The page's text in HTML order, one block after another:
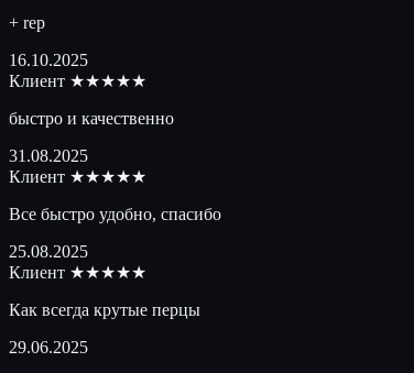
+ rep
16.10.2025
Клиент ★★★★★
быстро и качественно
31.08.2025
Клиент ★★★★★
Все быстро удобно, спасибо
25.08.2025
Клиент ★★★★★
Как всегда крутые перцы
29.06.2025